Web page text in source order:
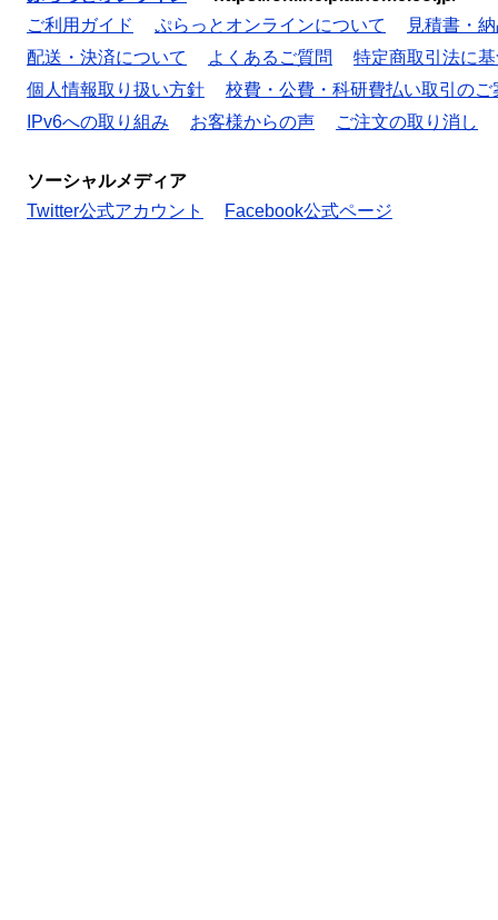
ご利用ガイド
ぷらっとオンラインについて
見積書・
配送・決済について
よくあるご質問
特定商取引法に
個人情報取り扱い方針
校費・公費・科研費払い取引のご
IPv6への取り組み
お客様からの声 ご注文の取り消し
ソーシャルメディア
Twitter公式アカウント
Facebook公式ページ